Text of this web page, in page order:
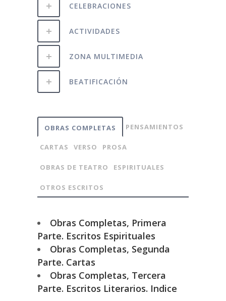
CELEBRACIONES
ACTIVIDADES
ZONA MULTIMEDIA
BEATIFICACIÓN
OBRAS COMPLETAS PENSAMIENTOS
CARTAS VERSO PROSA
OBRAS DE TEATRO ESPIRITUALES
OTROS ESCRITOS
Obras Completas, Primera
Parte. Escritos Espirituales
Obras Completas, Segunda
Parte. Cartas
Obras Completas, Tercera
Parte. Escritos Literarios. Indice